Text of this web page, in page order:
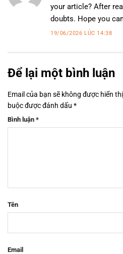
your article? After
doubts. Hope you
19/06/2026 LÚC 14:38
Để lại một bình luận
Email của bạn sẽ không được hiển
buộc được đánh dấu *
Bình luận *
Tên
Email